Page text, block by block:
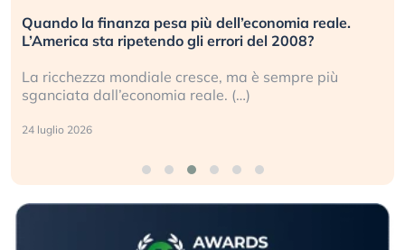
Russia e Cina pronti a spegnere Starlink. Gli
investitori stanno sottovalutando il rischio?
Gli investitori tech continuano a ignorare il
geopolitico: il (…)
17 luglio 2026